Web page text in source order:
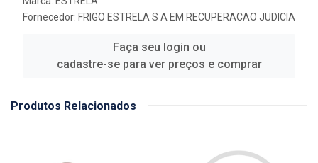
Fornecedor: FRIGO ESTRELA S A EM RECUPERACAO JUDICIA
Faça seu login ou
cadastre-se para ver preços e comprar
Produtos Relacionados